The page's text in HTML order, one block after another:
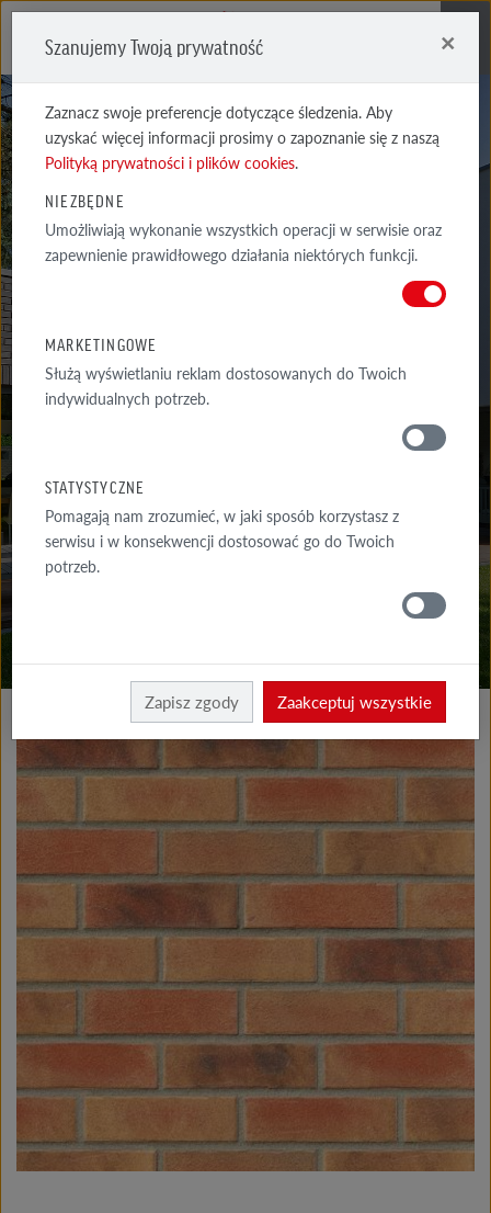
AARHUS
GDZIE
Szanujemy Twoją prywatność ×
Zaznacz swoje preferencje dotyczące śledzenia. Aby
uzyskać więcej informacji prosimy o zapoznanie się z naszą
Polityką prywatności i plików cookies.
NIEZBĘDNE
Umożliwiają wykonanie wszystkich operacji w serwisie oraz
zapewnienie prawidłowego działania niektórych funkcji.
MARKETINGOWE
Służą wyświetlaniu reklam dostosowanych do Twoich
indywidualnych potrzeb.
STATYSTYCZNE
Pomagają nam zrozumieć, w jaki sposób korzystasz z
serwisu i w konsekwencji dostosować go do Twoich
potrzeb.
Zapisz zgody Zaakceptuj wszystkie